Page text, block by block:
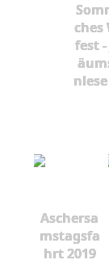
ches
fest
Aschersa
mstagsfa
hrt 2019